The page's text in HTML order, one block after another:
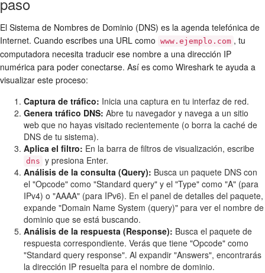
El Sistema de Nombres de Dominio (DNS) es la agenda telefónica de
Internet. Cuando escribes una URL como www.ejemplo.com , tu
computadora necesita traducir ese nombre a una dirección IP
numérica para poder conectarse. Así es como Wireshark te ayuda a
visualizar este proceso:
Captura de tráfico: Inicia una captura en tu interfaz de red.
Genera tráfico DNS: Abre tu navegador y navega a un sitio
web que no hayas visitado recientemente (o borra la caché de
DNS de tu sistema).
Aplica el filtro: En la barra de filtros de visualización, escribe
dns y presiona Enter.
Análisis de la consulta (Query): Busca un paquete DNS con
el "Opcode" como "Standard query" y el "Type" como "A" (para
IPv4) o "AAAA" (para IPv6). En el panel de detalles del paquete,
expande "Domain Name System (query)" para ver el nombre de
dominio que se está buscando.
Análisis de la respuesta (Response): Busca el paquete de
respuesta correspondiente. Verás que tiene "Opcode" como
"Standard query response". Al expandir "Answers", encontrarás
la dirección IP resuelta para el nombre de dominio.